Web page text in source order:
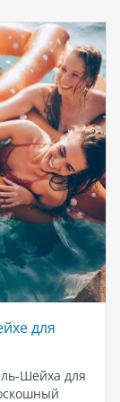
для
Шейха для